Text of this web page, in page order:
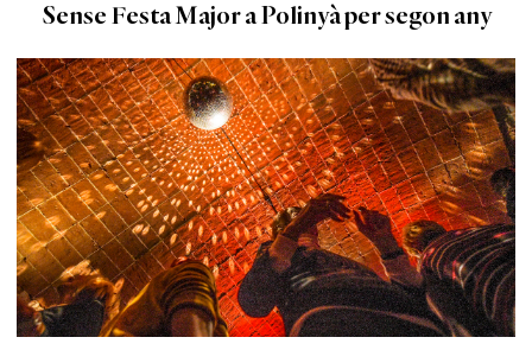
Sense Festa Major a Polinyà per segon any